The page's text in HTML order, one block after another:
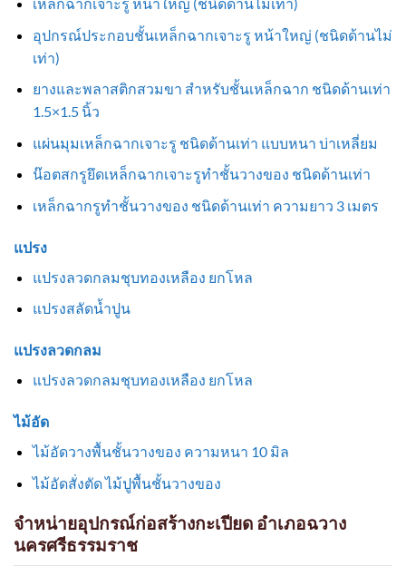
อุปกรณ์ประกอบชั้นเหล็กฉากเจาะรู หน้าใหญ่ (ชนิดด้านไม่
เท่า)
ยางและพลาสติกสวมขา สำหรับชั้นเหล็กฉาก ชนิดด้านเท่า
1.5×1.5 นิ้ว
แผ่นมุมเหล็กฉากเจาะรู ชนิดด้านเท่า แบบหนา บ่าเหลี่ยม
น๊อตสกรูยึดเหล็กฉากเจาะรูทำชั้นวางของ ชนิดด้านเท่า
เหล็กฉากรูทำชั้นวางของ ชนิดด้านเท่า ความยาว 3 เมตร
แปรง
แปรงลวดกลมชุบทองเหลือง ยกโหล
แปรงสลัดน้ำปูน
แปรงลวดกลม
แปรงลวดกลมชุบทองเหลือง ยกโหล
ไม้อัด
ไม้อัดวางพื้นชั้นวางของ ความหนา 10 มิล
ไม้อัดสั่งตัด ไม้ปูพื้นชั้นวางของ
จำหน่ายอุปกรณ์ก่อสร้างกะเปียด อำเภอฉวาง
นครศรีธรรมราช